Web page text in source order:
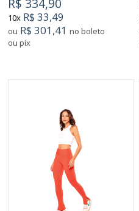
10x R$ 33,49
ou R$ 301,41 no boleto
ou pix